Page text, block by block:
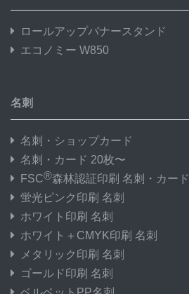
ロールアップバナースタンド
エコノミー W850
名刺
名刺・ショップカード
名刺・カード 20枚〜
FSC®森林認証印刷 名刺・カード
蛍光ピンク印刷 名刺
ホワイト印刷 名刺
ホワイト＋CMYK印刷 名刺
メタリック印刷 名刺
ゴールド印刷 名刺